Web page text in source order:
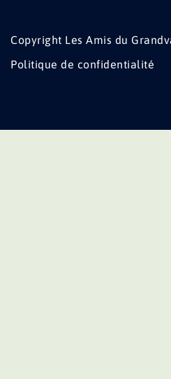
Copyright Les Amis du
Politique de confidentialité